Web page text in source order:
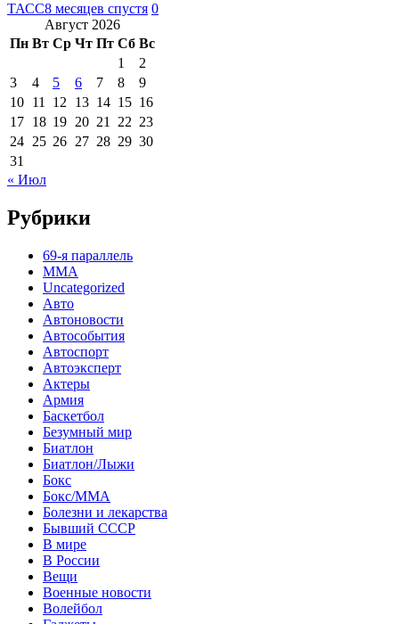
ТАСС8 месяцев спустя 0
Август 2026
Пн Вт Ср Чт Пт Сб Вс
1
2
3
4 5 6 7 8
9
10 11 12 13 14 15 16
17 18 19 20 21 22 23
24 25 26 27 28 29 30
31
« Июл
Рубрики
69-я параллель
MMA
Uncategorized
Авто
Автоновости
Автособытия
Автоспорт
Автоэксперт
Актеры
Армия
Баскетбол
Безумный мир
Биатлон
Биатлон/Лыжи
Бокс
Бокс/MMA
Болезни и лекарства
Бывший СССР
В мире
В России
Вещи
Военные новости
Волейбол